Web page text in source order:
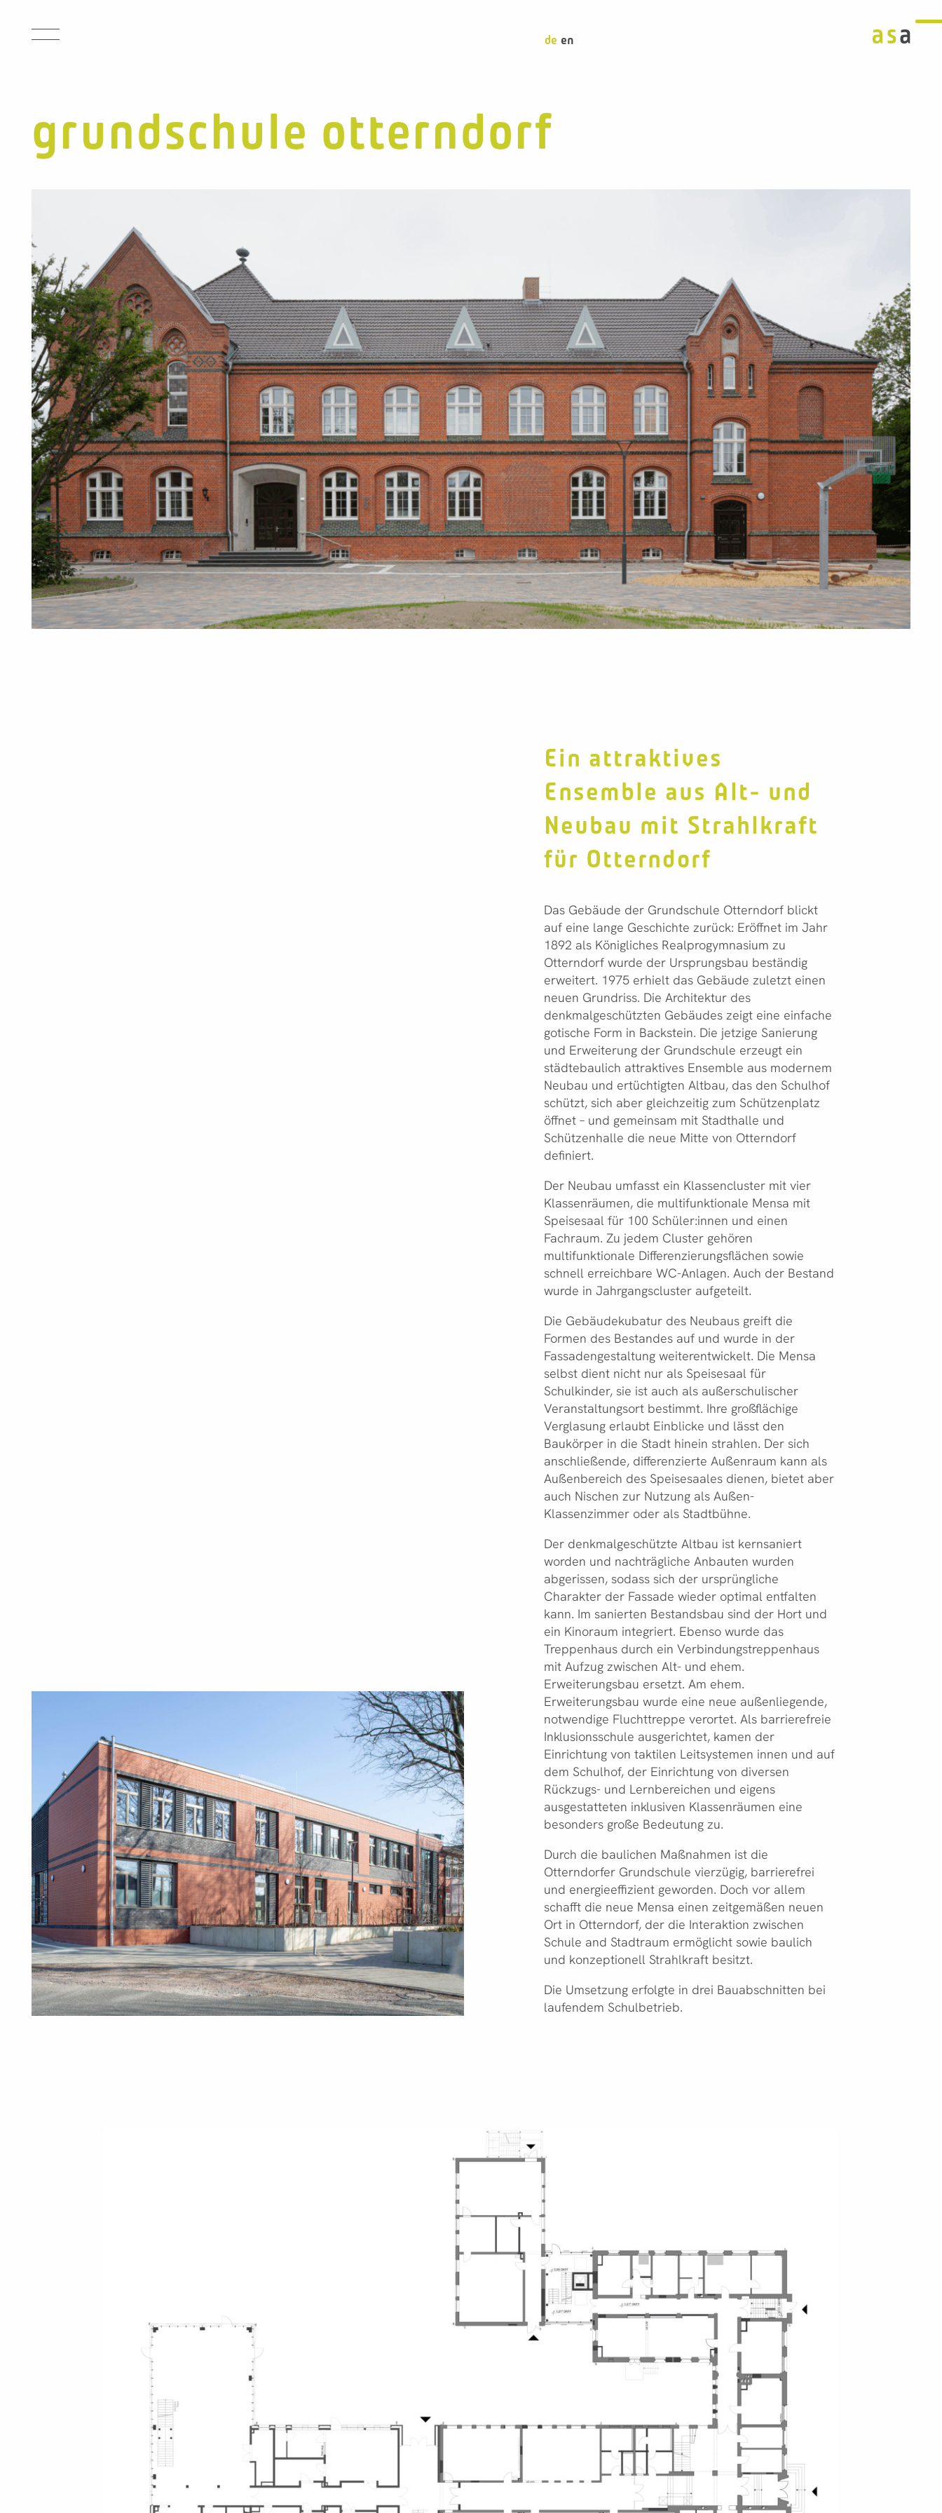
projekte
Team
Leitung
Leistungsspektrum
Lehre &
Forschung
Auszeichnungen
buch
jobs
news
kontakt
deutschenglish
grundschule otterndorf
Ein attraktives
Ensemble aus Alt- und
Neubau mit Strahlkraft
für Otterndorf
Das Gebäude der Grundschule Otterndorf blickt
auf eine lange Geschichte zurück: Eröffnet im Jahr
1892 als Königliches Realprogymnasium zu
Otterndorf wurde der Ursprungsbau beständig
erweitert. 1975 erhielt das Gebäude zuletzt einen
neuen Grundriss. Die Architektur des
denkmalgeschützten Gebäudes zeigt eine einfache
gotische Form in Backstein. Die jetzige Sanierung
und Erweiterung der Grundschule erzeugt ein
städtebaulich attraktives Ensemble aus modernem
Neubau und ertüchtigten Altbau, das den Schulhof
schützt, sich aber gleichzeitig zum Schützenplatz
öffnet – und gemeinsam mit Stadthalle und
Schützenhalle die neue Mitte von Otterndorf
definiert.
Der Neubau umfasst ein Klassencluster mit vier
Klassenräumen, die multifunktionale Mensa mit
Speisesaal für 100 Schüler:innen und einen
Fachraum. Zu jedem Cluster gehören
multifunktionale Differenzierungsflächen sowie
schnell erreichbare WC-Anlagen. Auch der Bestand
wurde in Jahrgangscluster aufgeteilt.
Die Gebäudekubatur des Neubaus greift die
Formen des Bestandes auf und wurde in der
Fassadengestaltung weiterentwickelt. Die Mensa
selbst dient nicht nur als Speisesaal für
Schulkinder, sie ist auch als außerschulischer
Veranstaltungsort bestimmt. Ihre großflächige
Verglasung erlaubt Einblicke und lässt den
Baukörper in die Stadt hinein strahlen. Der sich
anschließende, differenzierte Außenraum kann als
Außenbereich des Speisesaales dienen, bietet aber
auch Nischen zur Nutzung als Außen-
Klassenzimmer oder als Stadtbühne.
Der denkmalgeschützte Altbau ist kernsaniert
worden und nachträgliche Anbauten wurden
abgerissen, sodass sich der ursprüngliche
Charakter der Fassade wieder optimal entfalten
kann. Im sanierten Bestandsbau sind der Hort und
ein Kinoraum integriert. Ebenso wurde das
Treppenhaus durch ein Verbindungstreppenhaus
mit Aufzug zwischen Alt- und ehem.
Erweiterungsbau ersetzt. Am ehem.
Erweiterungsbau wurde eine neue außenliegende,
notwendige Fluchttreppe verortet. Als barrierefreie
Inklusionsschule ausgerichtet, kamen der
Einrichtung von taktilen Leitsystemen innen und auf
dem Schulhof, der Einrichtung von diversen
Rückzugs- und Lernbereichen und eigens
ausgestatteten inklusiven Klassenräumen eine
besonders große Bedeutung zu.
Durch die baulichen Maßnahmen ist die
Otterndorfer Grundschule vierzügig, barrierefrei
und energieeffizient geworden. Doch vor allem
schafft die neue Mensa einen zeitgemäßen neuen
Ort in Otterndorf, der die Interaktion zwischen
Schule and Stadtraum ermöglicht sowie baulich
und konzeptionell Strahlkraft besitzt.
Die Umsetzung erfolgte in drei Bauabschnitten bei
laufendem Schulbetrieb.